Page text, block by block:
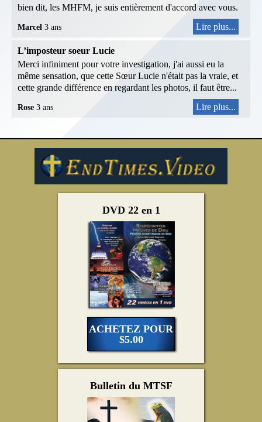
bien dit, les MHFM, je suis entièrement d'accord avec vous.
Marcel 3 ans Lire plus...
L’imposteur soeur Lucie
Merci infiniment pour votre investigation, j'ai aussi eu la
même sensation, que cette Sœur Lucie n'était pas la vraie, et
cette grande différence en regardant les photos, il faut être...
Rose 3 ans Lire plus...
DVD 22 en 1
ACHETEZ POUR
$5.00
Bulletin du MTSF